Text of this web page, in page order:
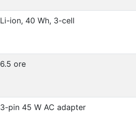
Li-ion, 40 Wh, 3-cell
6.5 ore
3-pin 45 W AC adapter